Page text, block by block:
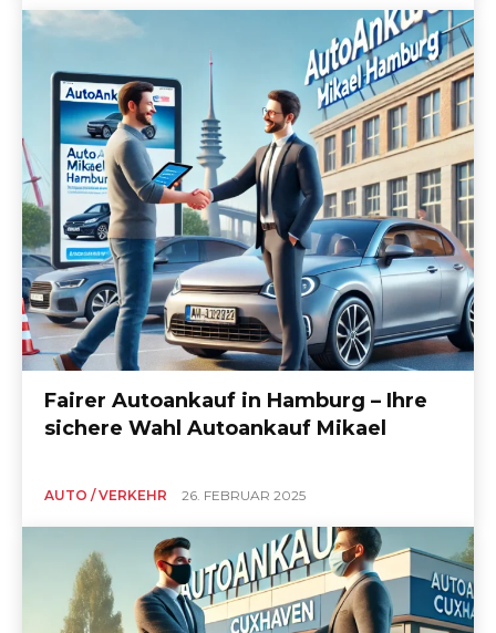
Fairer Autoankauf in Hamburg – Ihre
sichere Wahl Autoankauf Mikael
AUTO / VERKEHR 26. FEBRUAR 2025